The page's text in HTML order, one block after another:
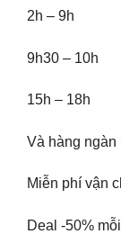
2h – 9h
9h30 – 10h
15h – 18h
Và hàng
Miễn phí vận
Deal -50%